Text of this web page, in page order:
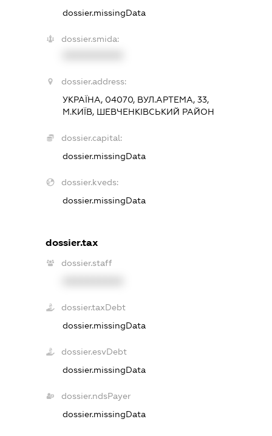
dossier.missingData
dossier.smida:
dossier.address:
УКРАЇНА, 04070, ВУЛ.АРТЕМА, 33,
М.КИЇВ, ШЕВЧЕНКІВСЬКИЙ РАЙОН
dossier.capital:
dossier.missingData
dossier.kveds:
dossier.missingData
dossier.tax
dossier.staff
dossier.taxDebt
dossier.missingData
dossier.esvDebt
dossier.missingData
dossier.ndsPayer
dossier.missingData